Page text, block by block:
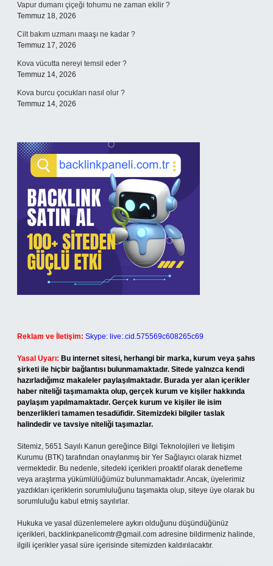
Vapur dumanı çiçeği tohumu ne zaman ekilir ?
Temmuz 18, 2026
Cilt bakım uzmanı maaşı ne kadar ?
Temmuz 17, 2026
Kova vücutta nereyi temsil eder ?
Temmuz 14, 2026
Kova burcu çocukları nasıl olur ?
Temmuz 14, 2026
Reklam ve İletişim: Skype: live:.cid.575569c608265c69
Yasal Uyarı: Bu internet sitesi, herhangi bir marka, kurum veya şahıs
şirketi ile hiçbir bağlantısı bulunmamaktadır. Sitede yalnızca kendi
hazırladığımız makaleler paylaşılmaktadır. Burada yer alan içerikler
haber niteliği taşımamakta olup, gerçek kurum ve kişiler hakkında
paylaşım yapılmamaktadır. Gerçek kurum ve kişiler ile isim
benzerlikleri tamamen tesadüfidir. Sitemizdeki bilgiler taslak
halindedir ve tavsiye niteliği taşımazlar.
Sitemiz, 5651 Sayılı Kanun gereğince Bilgi Teknolojileri ve İletişim
Kurumu (BTK) tarafından onaylanmış bir Yer Sağlayıcı olarak hizmet
vermektedir. Bu nedenle, sitedeki içerikleri proaktif olarak denetleme
veya araştırma yükümlülüğümüz bulunmamaktadır. Ancak, üyelerimiz
yazdıkları içeriklerin sorumluluğunu taşımakta olup, siteye üye olarak bu
sorumluluğu kabul etmiş sayılırlar.
Hukuka ve yasal düzenlemelere aykırı olduğunu düşündüğünüz
içerikleri, backlinkpanelicomtr@gmail.com adresine bildirmeniz halinde,
ilgili içerikler yasal süre içerisinde sitemizden kaldırılacaktır.